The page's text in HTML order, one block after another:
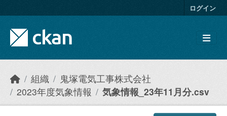
ログイン
組織
鬼塚電気工事株式会社
2023年度気象情報
気象情報_23年11月分.csv